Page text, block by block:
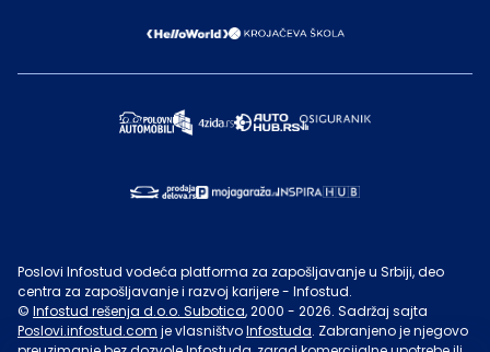
Poslovi Infostud vodeća platforma za zapošljavanje u Srbiji, deo
centra za zapošljavanje i razvoj karijere - Infostud.
© Infostud rešenja d.o.o. Subotica, 2000 - 2026. Sadržaj sajta
Poslovi.infostud.com je vlasništvoInfostuda. Zabranjeno je njegovo